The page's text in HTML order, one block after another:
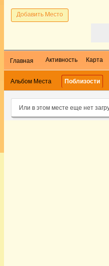
Добавить Место
Главная Активность Карта
Альбом Места Поблизости
Или в этом месте еще нет